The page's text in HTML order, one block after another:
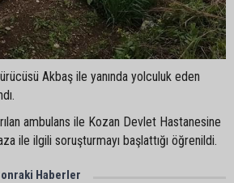
Akbaş ile yanında yolculuk eden
ambulans ile Kozan Devlet Hastanesine
ile ilgili soruşturmayı başlattığı öğrenildi.
Haberler